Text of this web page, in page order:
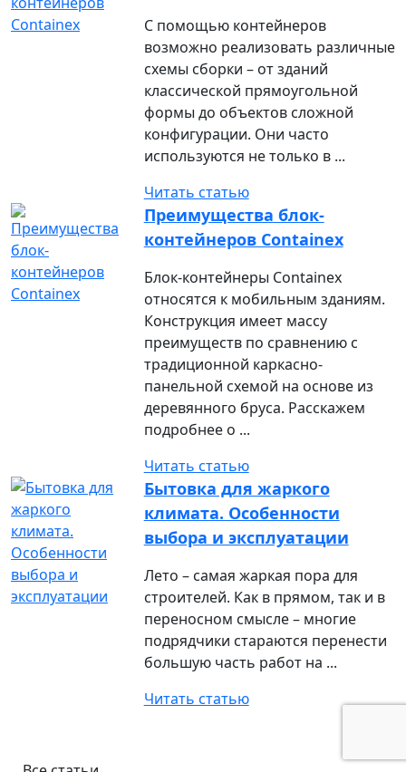
С помощью контейнеров
возможно реализовать различные
схемы сборки – от зданий
классической прямоугольной
формы до объектов сложной
конфигурации. Они часто
используются не только в ...
Читать статью
Преимущества блок-
контейнеров Containex
Блок-контейнеры Containex
относятся к мобильным зданиям.
Конструкция имеет массу
преимуществ по сравнению с
традиционной каркасно-
панельной схемой на основе из
деревянного бруса. Расскажем
подробнее о ...
Читать статью
Бытовка для жаркого
климата. Особенности
выбора и эксплуатации
Лето – самая жаркая пора для
строителей. Как в прямом, так и в
переносном смысле – многие
подрядчики стараются перенести
большую часть работ на ...
Читать статью